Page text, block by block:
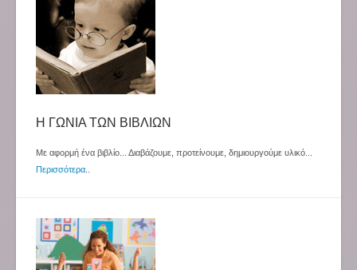
Η ΓΩΝΙΑ ΤΩΝ ΒΙΒΛΙΩΝ
Με αφορμή ένα βιβλίο... Διαβάζουμε, προτείνουμε, δημιουργούμε υλικό...
Περισσότερα